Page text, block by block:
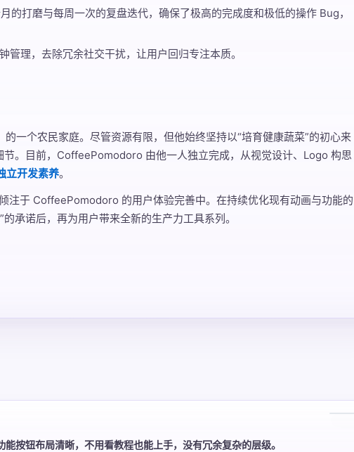
的打磨与每周一次的复盘迭代，确保了极高的完成度和极低的操作 Bug，
管理，去除冗余社交干扰，让用户回归专注本质。
一个农民家庭。尽管资源有限，但他始终坚持以“培育健康蔬菜”的初心来
节。目前，CoffeePomodoro 由他一人独立完成，从视觉设计、Logo 构思
立开发素养。
注于 CoffeePomodoro 的用户体验完善中。在持续优化现有动画与功能的
承诺后，再为用户带来全新的生产力工具系列。
按钮布局清晰，不用看教程也能上手，没有冗余复杂的层级。